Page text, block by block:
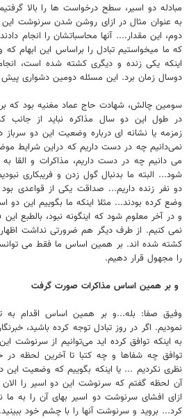
مبادله دو اسیر، سطح درخواست ها را بالا
به عنوان مثال در ازای روشن شدن سرنوشت این
دوم، این مقدار.... آنها محاسباتشان را انجام
که ما میخواستیم تبادل را براساس این ابهام
اینکه یکی زنده و دیگری کشته شده است،
دوسال زمان برد. این مسئله دومین دشواری پیش
سومین چالش، شهادت حاج عماد مغنیه بود که بر
در طول این دو سال مذاکره نباید از جانب
زمزمه یا نشانه ای درباره وضعیت این دو
نمی‌دانیم چه در دست داریم که دراین شرایط
می دانیم چه در دست داریم، مذاکرات و القا
شود... البته ما بدنبال گول زدن و فریبکاری
دو نفر زنده داریم... صداقت یکی از قواعدی
وضع کرده بودند... مثلا اینکه ما بگوییم این دو
و در آخر معلوم شود که اینگونه نبود، بالطبع
نمی کنیم. از طرف دیگر هم ضرورتی نداشت اظهار
کشته شده اند. بر همین اساس ما فقط می
را مجهول قرار دهیم.
و بر همین اساس مذاکرات صورت گرفت
وفیق صفا: بله...و بر همین اساس اقدام به
نمودیم. اگر در روز تبادل توجه کرده باشید،
به اینکه توافق کرده اید می‌توانیم از سرنوشت
توافق چه شفاها و چه کتبا تا آخرین لحظه
نظری نکردیم ... یا اینکه بگوییم که وضعیت این
آن لحظه گفتم که سرنوشت این دو اسیر را
ازای افشای سرنوشت دو اسیر بهای آن را به
کرد... بروید و سرنوشت آنها را با چشم خود ببینید.